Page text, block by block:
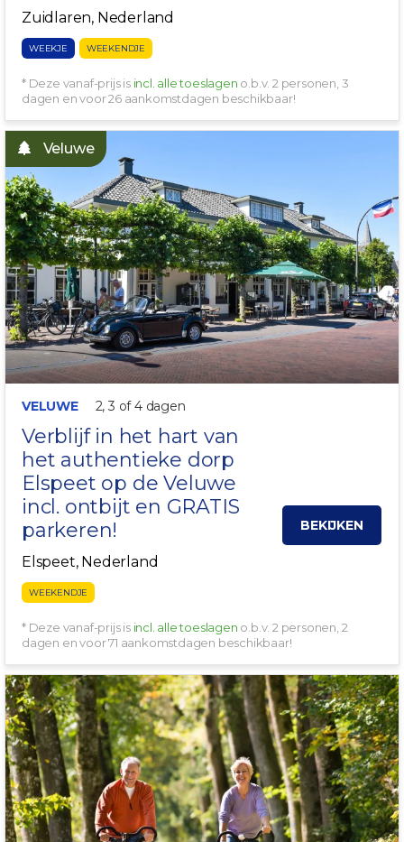
Zuidlaren, Nederland
WEEKJE WEEKENDJE
* Deze vanaf-prijs is incl. alle toeslagen o.b.v. 2 personen, 3
dagen en voor 26 aankomstdagen beschikbaar!
Veluwe
NATUURRIJKE OMGEVING
VELUWE 2, 3 of 4 dagen
Verblijf in het hart van
het authentieke dorp
Elspeet op deVeluwe
incl. ontbijt en GRATIS
parkeren!
Elspeet, Nederland
WEEKENDJE
BEKIJKEN
* Deze vanaf-prijs is incl. alle toeslagen o.b.v. 2 personen, 2
dagen en voor 71 aankomstdagen beschikbaar!
INCL. BOSKAR ROUTE!